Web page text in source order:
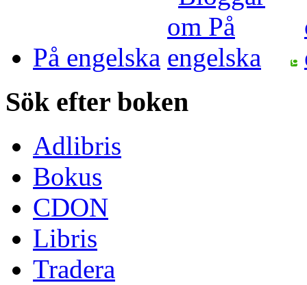
På engelska
Sök efter boken
Adlibris
Bokus
CDON
Libris
Tradera